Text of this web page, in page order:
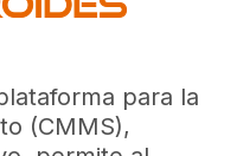
para la
(CMMS),